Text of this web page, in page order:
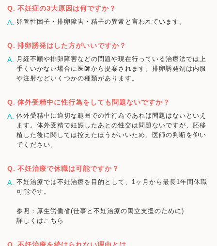
不妊症の3大原因は何ですか？
卵管性因子・排卵障害・精子の異常と言われています。
排卵誘発はした方がいいですか？
月経不順や排卵障害などの問題や現在行っている治療法では上
手くいかない場合に医師から提案されます。排卵誘発剤は内服
や注射などいくつかの種類があります。
体外受精中に性行為をしても問題ないですか？
体外受精中に適切な範囲での性行為であれば問題はないといえ
ます。体外受精で妊娠したあとの性交は問題ないですが、胚移
植した後に関しては控えたほうがいいため、医師の判断を仰い
でください。
不妊治療で休職は可能ですか？
不妊治療では不妊治療を目的として、1ヶ月から最長1年間休職
可能です。
参照：厚生労働省(仕事と不妊治療の両立支援のために)
詳しくはこちら
不妊治療を続けられない理由とは